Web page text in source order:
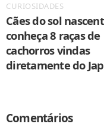
CURIOSIDADES
Cães do sol
conheça 8 raças de
cachorros vindas
diretamente do
Comentários